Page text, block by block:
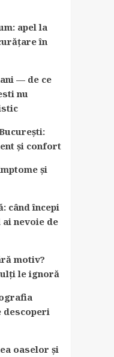
apel la
în
— de ce
nu
și confort
și
când începi
nevoie de
motiv?
le ignoră
descoperi
oaselor și